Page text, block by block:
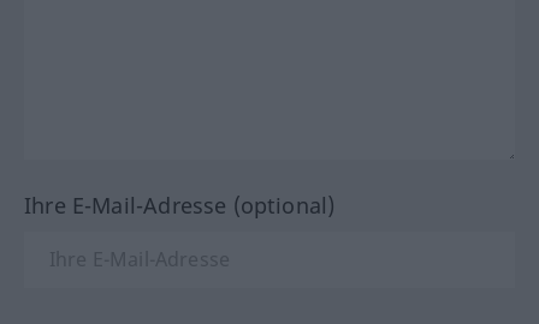
Ihre E-Mail-Adresse (optional)